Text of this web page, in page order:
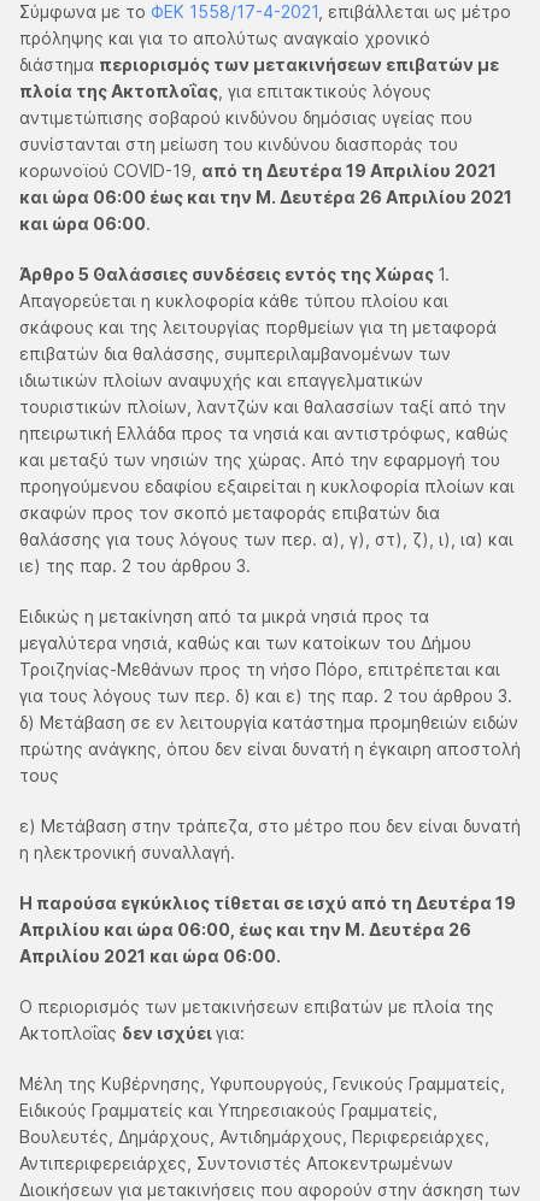
Σύμφωνα με το ΦΕΚ 1558/17-4-2021 , επιβάλλεται ως μέτρο
πρόληψης και για το απολύτως αναγκαίο χρονικό
διάστημα περιορισμός των μετακινήσεων επιβατών με
πλοία της Ακτοπλοΐας , για επιτακτικούς λόγους
αντιμετώπισης σοβαρού κινδύνου δημόσιας υγείας που
συνίστανται στη μείωση του κινδύνου διασποράς του
κορωνοϊού COVID-19, από τη Δευτέρα 19 Απριλίου 2021
και ώρα 06:00 έως και την Μ. Δευτέρα 26 Απριλίου 2021
και ώρα 06:00.
Άρθρο 5 Θαλάσσιες συνδέσεις εντός της Χώρας 1.
Απαγορεύεται η κυκλοφορία κάθε τύπου πλοίου και
σκάφους και της λειτουργίας πορθμείων για τη μεταφορά
επιβατών δια θαλάσσης, συμπεριλαμβανομένων των
ιδιωτικών πλοίων αναψυχής και επαγγελματικών
τουριστικών πλοίων, λαντζών και θαλασσίων ταξί από την
ηπειρωτική Ελλάδα προς τα νησιά και αντιστρόφως, καθώς
και μεταξύ των νησιών της χώρας. Από την εφαρμογή του
προηγούμενου εδαφίου εξαιρείται η κυκλοφορία πλοίων και
σκαφών προς τον σκοπό μεταφοράς επιβατών δια
θαλάσσης για τους λόγους των περ. α), γ), στ), ζ), ι), ια) και
ιε) της παρ. 2 του άρθρου 3.
Ειδικώς η μετακίνηση από τα μικρά νησιά προς τα
μεγαλύτερα νησιά, καθώς και των κατοίκων του Δήμου
Τροιζηνίας-Μεθάνων προς τη νήσο Πόρο, επιτρέπεται και
για τους λόγους των περ. δ) και ε) της παρ. 2 του άρθρου 3.
δ) Μετάβαση σε εν λειτουργία κατάστημα προμηθειών ειδών
πρώτης ανάγκης, όπου δεν είναι δυνατή η έγκαιρη αποστολή
τους
ε) Μετάβαση στην τράπεζα, στο μέτρο που δεν είναι δυνατή
η ηλεκτρονική συναλλαγή.
Η παρούσα εγκύκλιος τίθεται σε ισχύ από τη Δευτέρα 19
Απριλίου και ώρα 06:00, έως και την Μ. Δευτέρα 26
Απριλίου 2021 και ώρα 06:00.
Ο περιορισμός των μετακινήσεων επιβατών με πλοία της
Ακτοπλοΐας δεν ισχύειγια:
Μέλη της Κυβέρνησης, Υφυπουργούς, Γενικούς Γραμματείς,
Ειδικούς Γραμματείς και Υπηρεσιακούς Γραμματείς,
Βουλευτές, Δημάρχους, Αντιδημάρχους, Περιφερειάρχες,
Αντιπεριφερειάρχες, Συντονιστές Αποκεντρωμένων
Διοικήσεων για μετακινήσεις που αφορούν στην άσκηση των